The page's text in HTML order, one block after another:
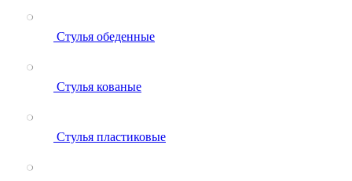
Стулья обеденные
Стулья кованые
Стулья пластиковые